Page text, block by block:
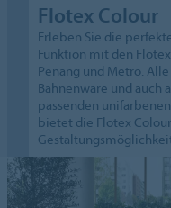
Flotex Colour
Erleben Sie die
Funktion mit den
Penang und Metro.
Bahnenware und auch
passenden
bietet die Flotex